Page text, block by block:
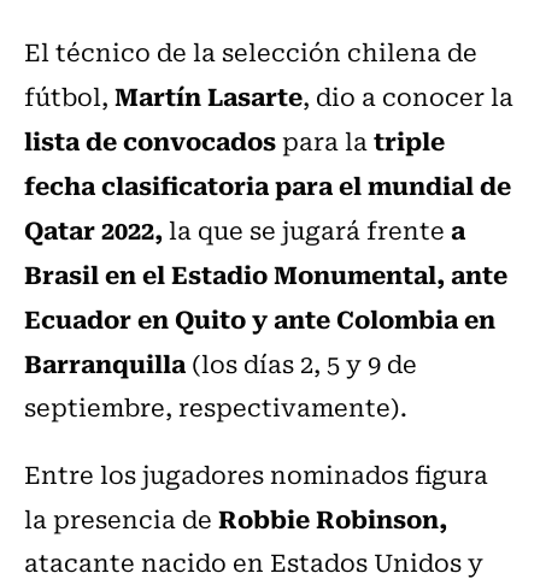
El técnico de la selección chilena de
fútbol,Martín Lasarte, dio a conocer la
lista de convocadospara latriple
fecha clasificatoria para el mundial de
Qatar 2022,la que se jugará frentea
Brasil en el Estadio Monumental, ante
Ecuador en Quito y ante Colombia en
Barranquilla(los días 2, 5 y 9 de
septiembre, respectivamente).
Entre los jugadores nominados figura
la presencia deRobbie Robinson,
atacante nacido en Estados Unidos y